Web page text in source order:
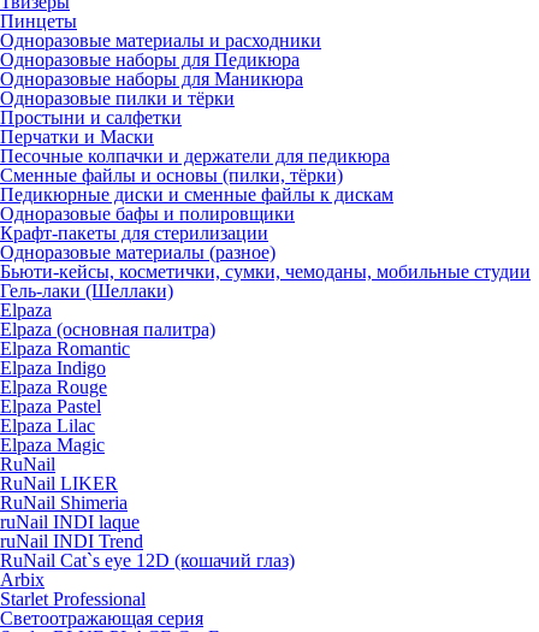
Пинцеты
Одноразовые материалы и расходники
Одноразовые наборы для Педикюра
Одноразовые наборы для Маникюра
Одноразовые пилки и тёрки
Простыни и салфетки
Перчатки и Маски
Песочные колпачки и держатели для педикюра
Cменные файлы и основы (пилки, тёрки)
Педикюрные диски и сменные файлы к дискам
Одноразовые бафы и полировщики
Крафт-пакеты для стерилизации
Одноразовые материалы (разное)
Бьюти-кейсы, косметички, сумки, чемоданы, мобильные студии
Гель-лаки (Шеллаки)
Elpaza
Elpaza (основная палитра)
Elpaza Romantic
Elpaza Indigo
Elpaza Rouge
Elpaza Pastel
Elpaza Lilac
Elpaza Magic
RuNail
RuNail LIKER
RuNail Shimeria
ruNail INDI laque
ruNail INDI Trend
RuNail Cat`s eye 12D (кошачий глаз)
Arbix
Starlet Professional
Светоотражающая серия